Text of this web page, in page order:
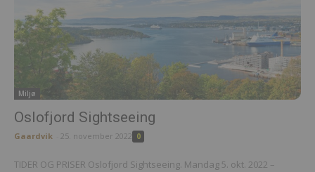
Miljø
Oslofjord Sightseeing
Gaardvik 25. november 2022 0
TIDER OG PRISER Oslofjord Sightseeing. Mandag 5. okt. 2022 –